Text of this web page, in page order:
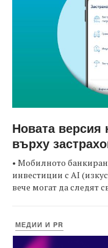
Новата
върху
• Мобилното
инвестиции с AI
вече могат да следят
МЕДИИ И PR